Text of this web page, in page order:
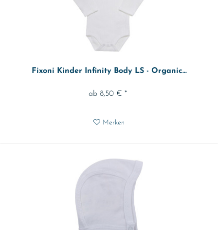
Fixoni Kinder Infinity Body LS - Organic...
ab 8,50 € *
Merken